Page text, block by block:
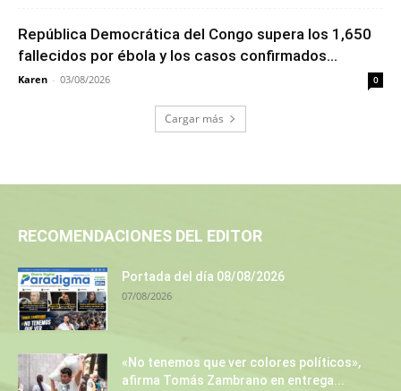
República Democrática del Congo supera los 1,650
fallecidos por ébola y los casos confirmados...
Karen - 03/08/2026 0
Cargar más
RECOMENDACIONES DEL EDITOR
Portada del día 08/08/2026
07/08/2026
«No tenemos que ver colores políticos»,
afirma Tomás Zambrano en entrega...